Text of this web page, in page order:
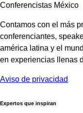
Conferencistas México
Contamos con el más
conferenciantes,
américa latina y el
en experiencias llenas
Aviso de privacidad
Expertos que inspiran